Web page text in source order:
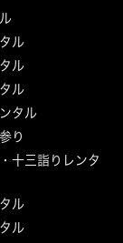
ル
ル
ル
タル
り
十三詣りレンタ
ル
ル